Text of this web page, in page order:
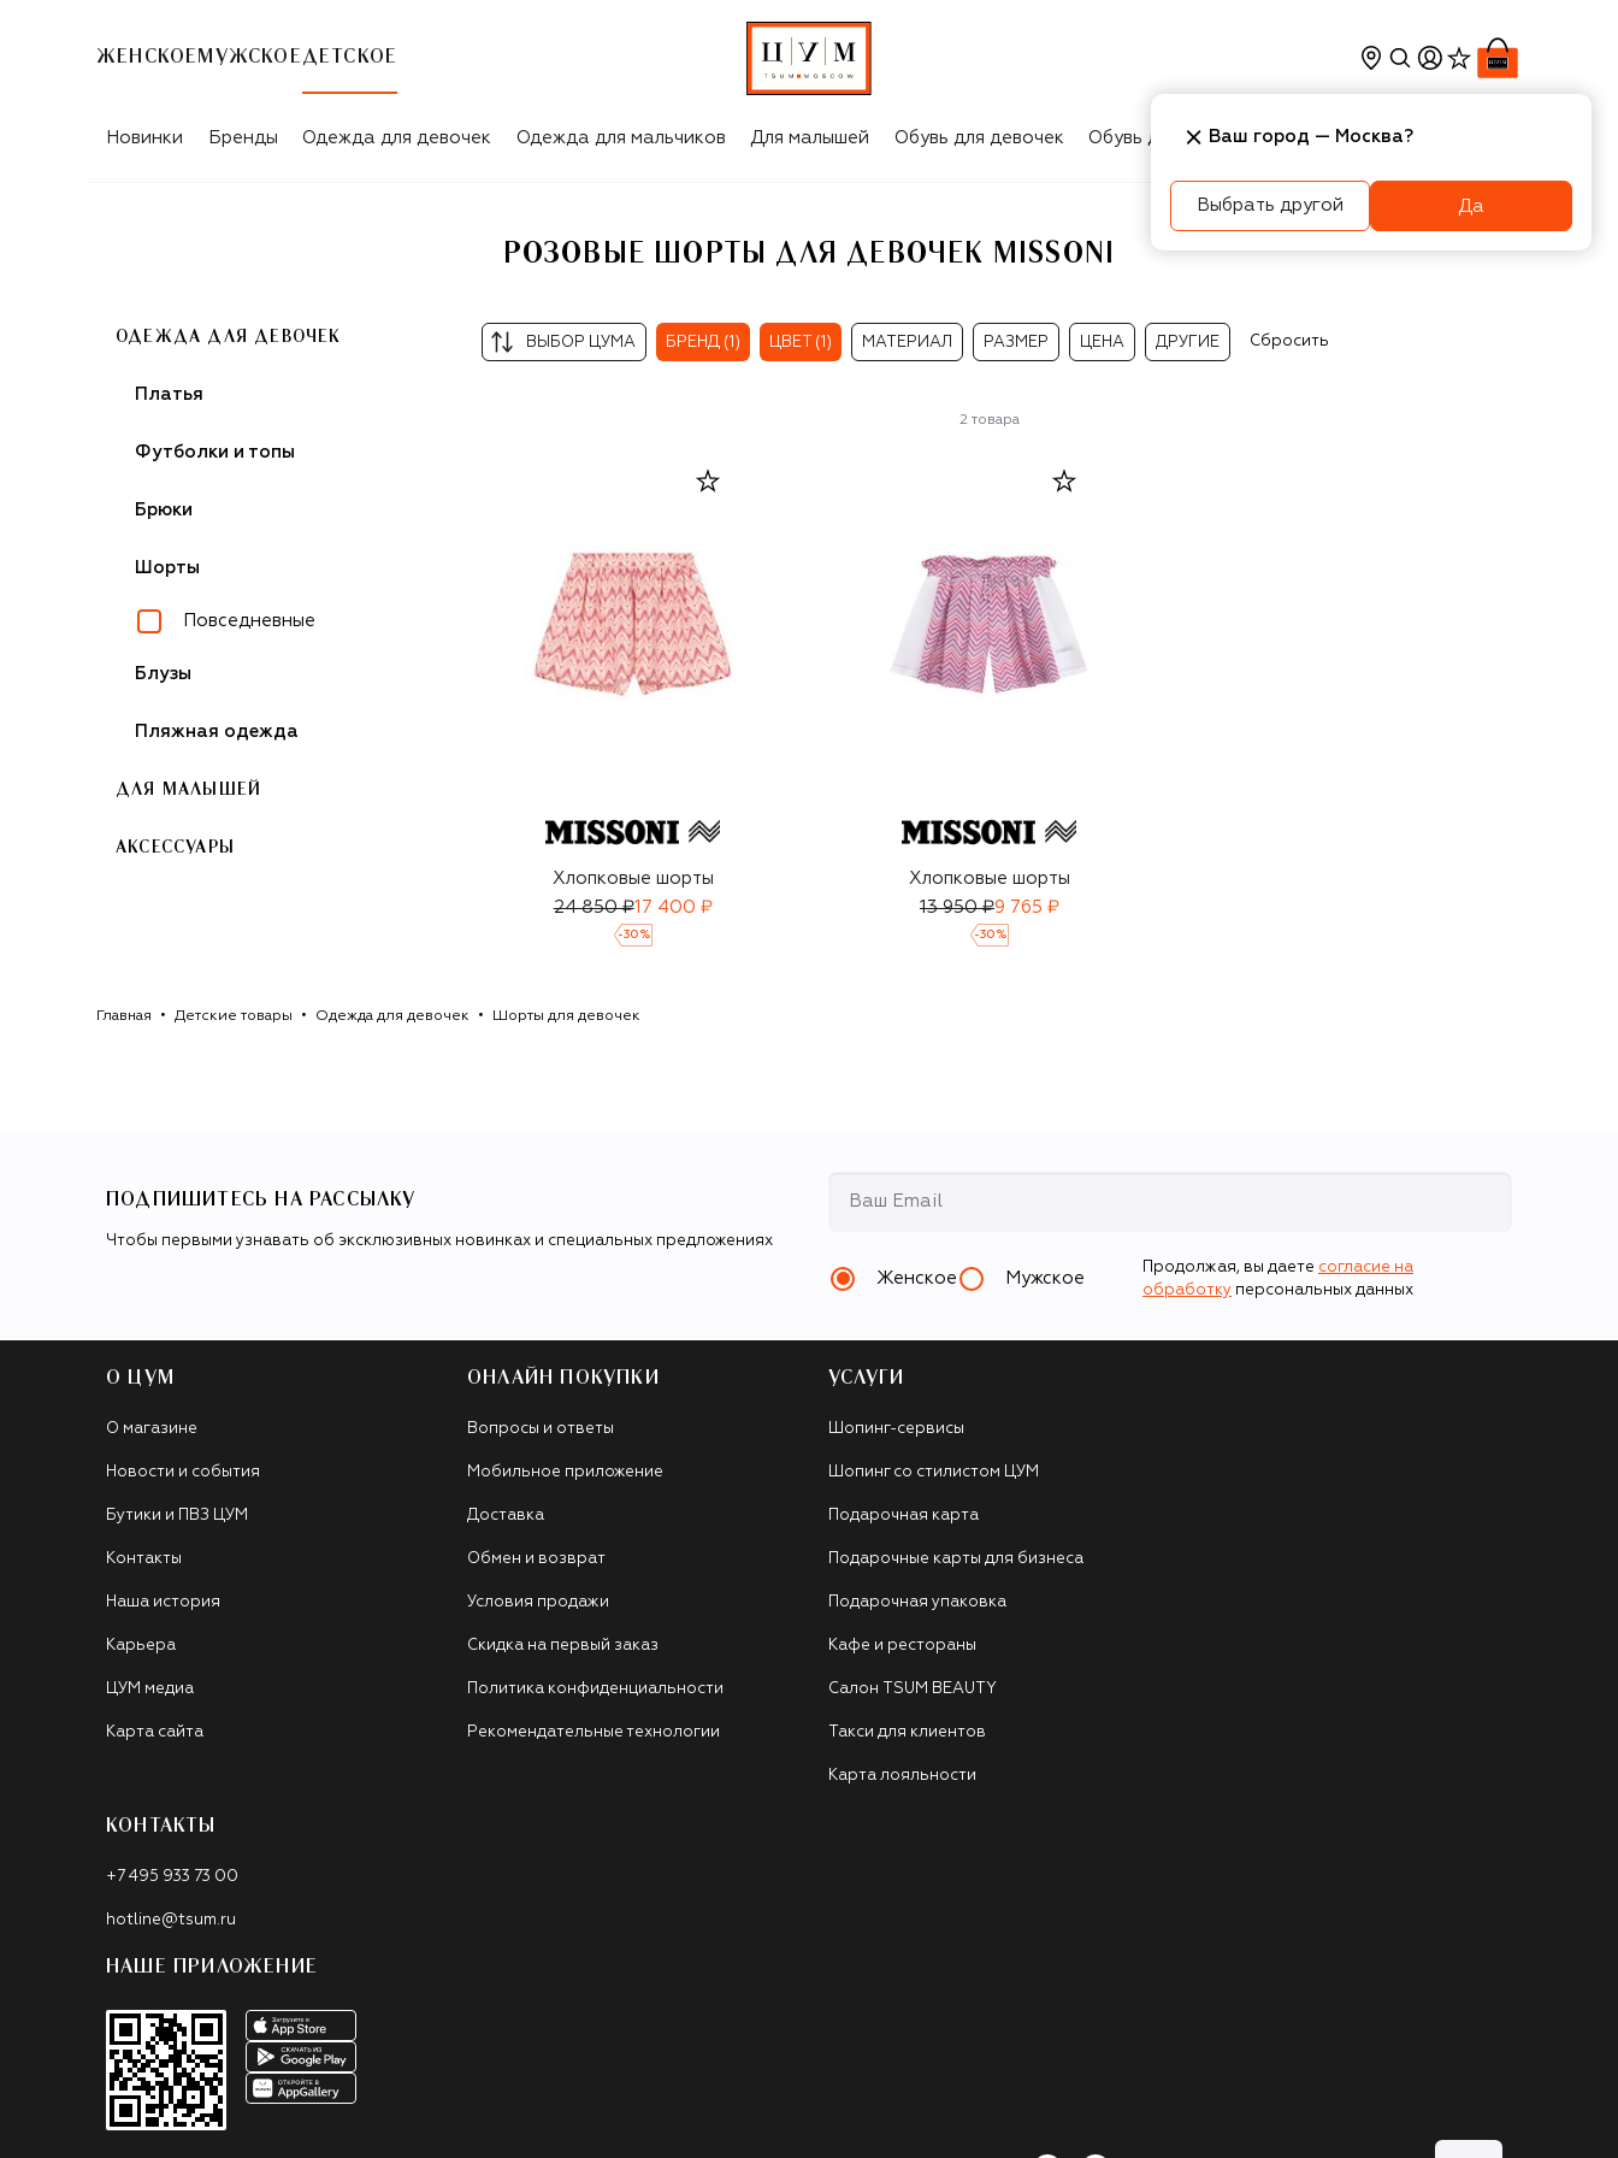
ЖЕНСКОЕ МУЖСКОЕ ДЕТСКОЕ
РОЗОВЫЕ ШОРТЫ ДЛЯ ДЕВОЧЕК MISSONI
Новинки Бренды Одежда для девочек Одежда для мальчиков Для малышей Обувь для девочек Обувь для мальчиков Игрушки Аксесcуары
РОЗОВЫЕ ШОРТЫ ДЛЯ ДЕВОЧЕК MISSONI
ОДЕЖДА ДЛЯ ДЕВОЧЕК
Платья
Футболки и топы
Брюки
Шорты
Повседневные
Блузы
Пляжная одежда
ДЛЯ МАЛЫШЕЙ
АКСЕССУАРЫ
ВЫБОР ЦУМА БРЕНД (1) ЦВЕТ (1) МАТЕРИАЛ РАЗМЕР ЦЕНА ДРУГИЕ Сбросить
2 товара
Хлопковые шорты
24 850 ₽17 400 ₽
-30 %
Хлопковые шорты
13 950 ₽9 765 ₽
-30 %
Главная Детские товары Одежда для девочек Шорты для девочек
ПОДПИШИТЕСЬ НА РАССЫЛКУ
Чтобы первыми узнавать об эксклюзивных новинках и специальных предложениях
Женское Мужское
Продолжая, вы даете согласие на
обработку персональных данных
О ЦУМ
О магазине
Новости и события
Бутики и ПВЗ ЦУМ
Контакты
Наша история
Карьера
ЦУМ медиа
Карта сайта
ОНЛАЙН ПОКУПКИ
Вопросы и ответы
Мобильное приложение
Доставка
Обмен и возврат
Условия продажи
Скидка на первый заказ
Политика конфиденциальности
Рекомендательные технологии
УСЛУГИ
Шопинг-сервисы
Шопинг со стилистом ЦУМ
Подарочная карта
Подарочные карты для бизнеса
Подарочная упаковка
Кафе и рестораны
Салон TSUM BEAUTY
Такси для клиентов
Карта лояльности
КОНТАКТЫ
+7 495 933 73 00
hotline@tsum.ru
НАШЕ ПРИЛОЖЕНИЕ
Ваш город — Москва?
Выбрать другой Да